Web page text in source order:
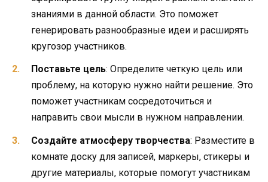
знаниями в данной области. Это поможет
генерировать разнообразные идеи и расширять
кругозор участников.
Поставьте цель: Определите четкую цель или
проблему, на которую нужно найти решение. Это
поможет участникам сосредоточиться и
направить свои мысли в нужном направлении.
Создайте атмосферу творчества: Разместите в
комнате доску для записей, маркеры, стикеры и
другие материалы, которые помогут участникам